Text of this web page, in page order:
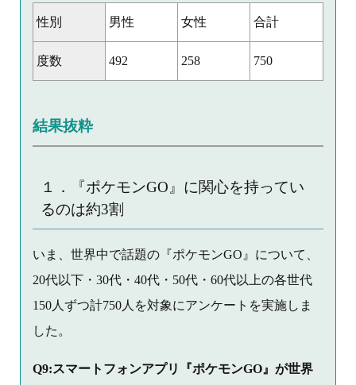
性別 男性 女性 合計
度数 492 258 750
結果抜粋
１．『ポケモンGO』に関心を持ってい
るのは約3割
いま、世界中で話題の『ポケモンGO』について、
20代以下・30代・40代・50代・60代以上の各世代
150人ずつ計750人を対象にアンケートを実施しま
した。
Q9:スマートフォンアプリ『ポケモンGO』が世界